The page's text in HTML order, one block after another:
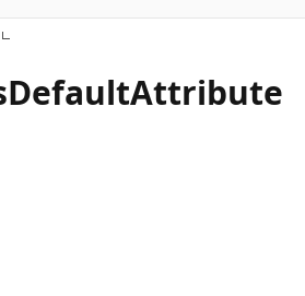
DefaultAttribute